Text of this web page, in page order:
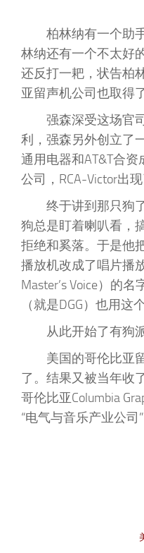
柏林纳有一个助
林纳还有一个不太好
还反打一耙，状告柏
亚留声机公司也取得
强森深受这场官
利，强森另外创立了
通用电器和AT&T合资
公司，RCA-Victor出现
终于讲到那只狗
狗总是盯着喇叭看，
拒绝和奚落。于是他
播放机改成了唱片播
Master’s Voice）的
（就是DGG）也用
从此开始了有狗
美国的哥伦比亚
了。结果又被当年收
哥伦比亚Columbia
“电气与音乐产业公司